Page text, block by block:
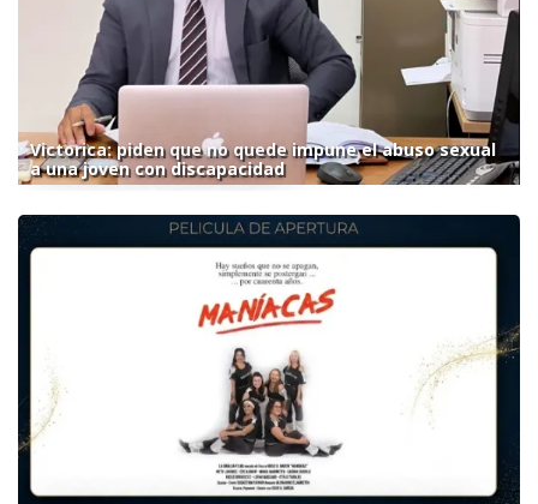
Victorica: piden que no quede impune el abuso sexual
a una joven con discapacidad